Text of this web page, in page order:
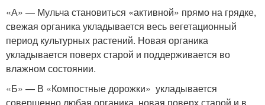
«А» — Мульча становиться «активной» прямо на грядке,
свежая органика укладывается весь вегетационный
период культурных растений. Новая органика
укладывается поверх старой и поддерживается во
влажном состоянии.
«Б» — В «Компостные дорожки» укладывается